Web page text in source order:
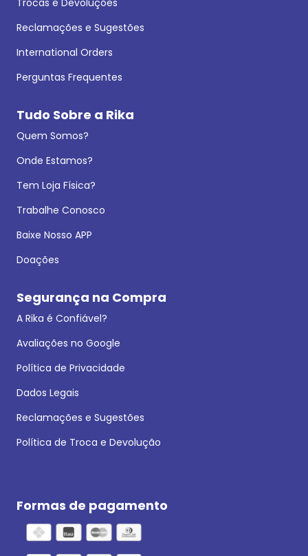
Reclamações e Sugestões
International Orders
Perguntas Frequentes
Tudo Sobre a Rika
Quem Somos?
Onde Estamos?
Tem Loja Física?
Trabalhe Conosco
Baixe Nosso APP
Doações
Segurança na Compra
A Rika é Confiável?
Avaliações no Google
Política de Privacidade
Dados Legais
Reclamações e Sugestões
Política de Troca e Devolução
Formas de pagamento